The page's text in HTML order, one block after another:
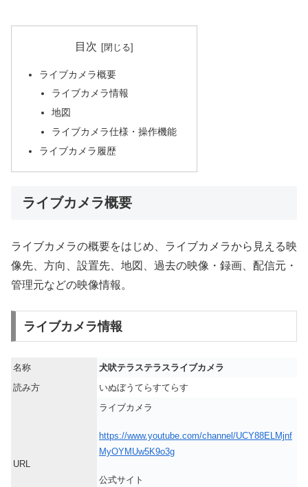
目次
ライブカメラ概要
ライブカメラ情報
地図
ライブカメラ仕様・操作機能
ライブカメラ履歴
ライブカメラ概要
ライブカメラの概要をはじめ、ライブカメラから見える映
像先、方向、設置先、地図、過去の映像・録画、配信元・
管理元などの映像情報。
ライブカメラ情報
名称
犬吠テラステラスライブカメラ
読み方
いぬぼうてらすてらす
URL
ライブカメラ
https://www.youtube.com/channel/UCY88ELMjnf
MyOYMUw5K9o3g
公式サイト